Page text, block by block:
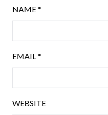
NAME*
EMAIL*
WEBSITE